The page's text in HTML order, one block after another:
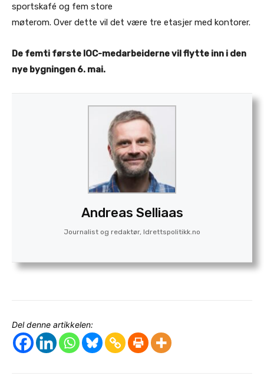
sportskafé og fem store
møterom. Over dette vil det være tre etasjer med kontorer.
De femti første IOC-medarbeiderne vil flytte inn i den
nye bygningen 6. mai.
Andreas Selliaas
Journalist og redaktør, Idrettspolitikk.no
Del denne artikkelen: